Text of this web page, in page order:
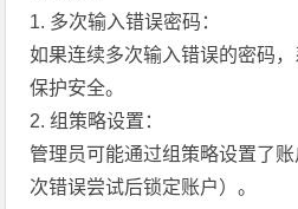
1. 多次输入错误密码：
如果连续多次输入错误的密码
保护安全。
2. 组策略设置：
管理员可能通过组策略设置了
次错误尝试后锁定账户）。